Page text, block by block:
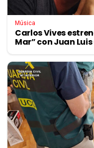
Música
Carlos Vives
Mar” con Juan